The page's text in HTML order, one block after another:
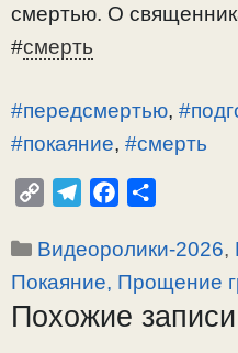
смертью. О
#смерть
#передсмертью,
#покаяние, #смерть
p
y
L
l
e
g
c
e
b
п
р
а
Рубрики
Видеоролики-2026,
Покаяние, Прощение
Похожие записи